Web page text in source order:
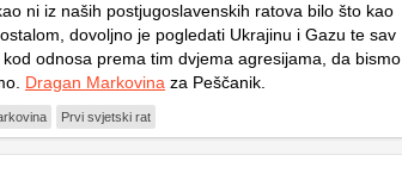
ni iz naših postjugoslavenskih ratova bilo što kao
dovoljno je pogledati Ukrajinu i Gazu te sav
odnosa prema tim dvjema agresijama, da bismo
Dragan Markovina za Peščanik.
Prvi svjetski rat